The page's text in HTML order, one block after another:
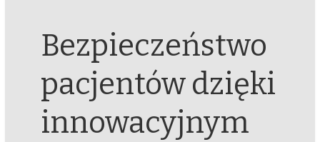
Bezpieczeństwo
pacjentów dzięki
innowacyjnym